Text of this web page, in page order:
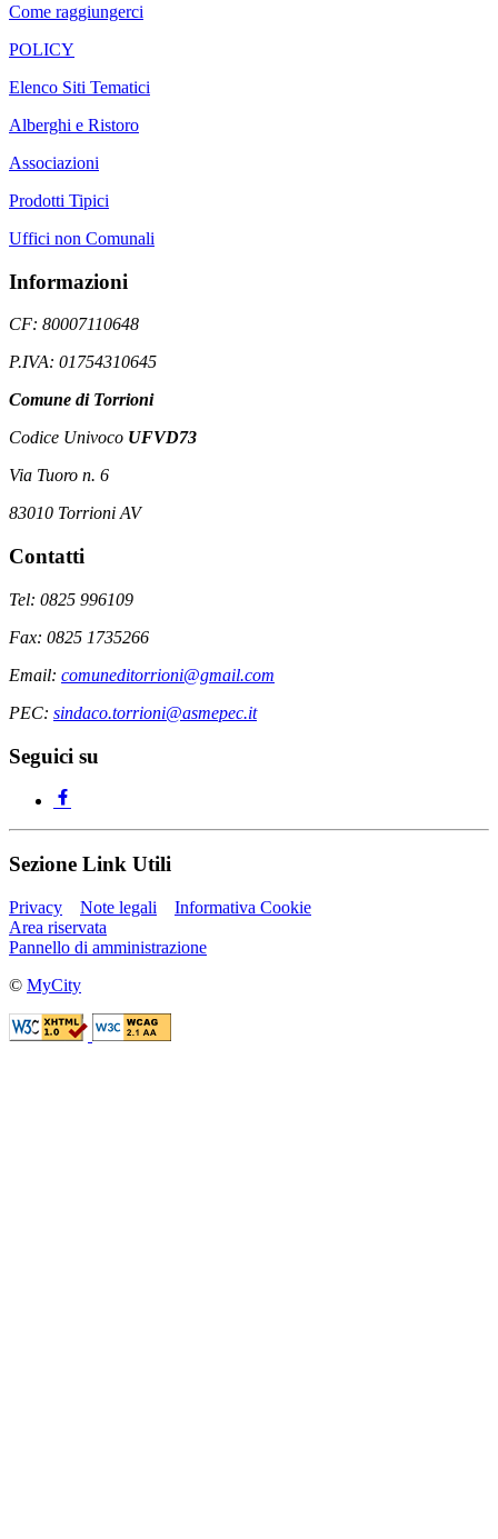
Come raggiungerci
POLICY
Elenco Siti Tematici
Alberghi e Ristoro
Associazioni
Prodotti Tipici
Uffici non Comunali
Informazioni
CF: 80007110648
P.IVA: 01754310645
Comune di Torrioni
Codice Univoco UFVD73
Via Tuoro n. 6
83010 Torrioni AV
Contatti
Tel: 0825 996109
Fax: 0825 1735266
Email: comuneditorrioni@gmail.com
PEC: sindaco.torrioni@asmepec.it
Seguici su
Sezione Link Utili
Privacy Note legali
Informativa Cookie
Area riservata
Pannello di amministrazione
© MyCity